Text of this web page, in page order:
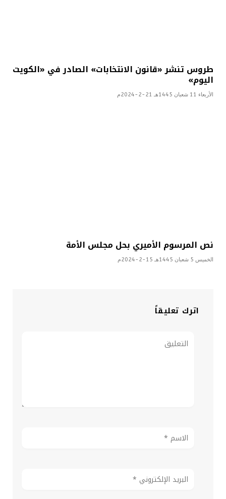
طروس تنشر «قانون الانتخابات» الصادر في «الكويت
اليوم»
الأربعاء 11 شعبان 1445هـ 21-2-2024م
نص المرسوم الأميري بحل مجلس الأمة
الخميس 5 شعبان 1445هـ 15-2-2024م
اترك تعليقاً